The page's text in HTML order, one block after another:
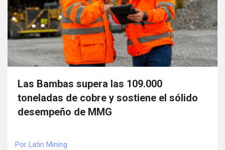
Las Bambas supera las 109.000
toneladas de cobre y sostiene el sólido
desempeño de MMG
Por Latin Mining